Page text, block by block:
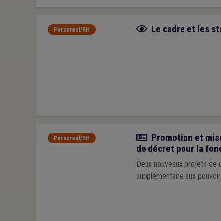
Personnel/RH Fiche focus
Le cadre et les
Personnel/RH Actualité
Promotion et
de décret pour la
Deux nouveaux projets
supplémentaire aux